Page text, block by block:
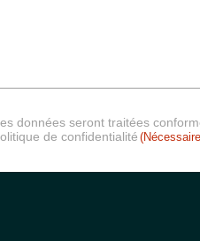
données seront traitées
de confidentialité